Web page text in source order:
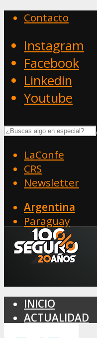
Contacto
Instagram
Facebook
Linkedin
Youtube
LaConfe
CRS
Newsletter
Argentina
Paraguay
INICIO
ACTUALIDAD